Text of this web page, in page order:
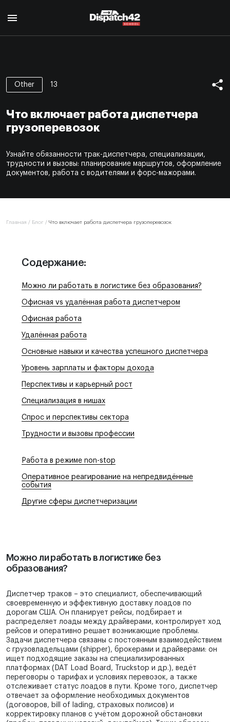
Курс диспетчера
Авторы
О профессии
Для кого
Авторы
Сертификат
О нас
Блог
+1 855-638-6791
Other 13
Что включает работа диспетчера
грузоперевозок
Узнайте обязанности трак-диспетчера, специализации,
трудности и вызовы: планирование маршрутов, оформление
документов, работа с водителями и форс-мажорами.
Главная / Блог / Что включает работа диспетчера грузоперевозок
Содержание:
Можно ли работать в логистике без образования?
Офисная vs удалённая работа диспетчером
Офисная работа
Удалённая работа
Основные навыки и качества успешного диспетчера
Уровень зарплаты и факторы дохода
Перспективы и карьерный рост
Специализация в нишах
Спрос и перспективы сектора
Трудности и вызовы профессии
Работа в режиме non-stop
Оперативное реагирование на непредвидённые
события
Другие сферы диспетчеризации
Можно ли работать в логистике без
образования?
Диспетчер траков – это специалист, обеспечивающий
своевременную и эффективную доставку лоадов по
дорогам США. Он планирует рейсы, подбирает и
распределяет лоады между драйверами, контролирует ход
рейсов и оперативно решает возникающие проблемы.
Задачи диспетчера связаны с постоянным взаимодействием
с грузовладельцами (shipper), брокерами и драйверами: он
ищет подходящие заказы на специализированных
платформах (DAT Load Board, Truckstop и др.), ведёт
переговоры о тарифах и условиях перевозок, а также
отслеживает статус лоадов в пути. Кроме того, диспетчер
отвечает за оформление необходимых документов
(договоров, bill of lading, страховых полисов) и
корректировку планов с учётом дорожной обстановки